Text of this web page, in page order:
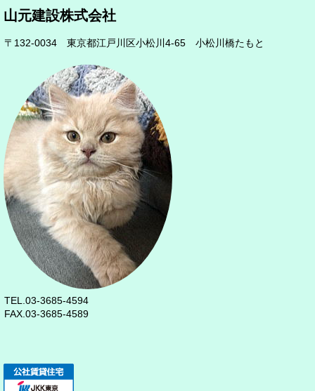
山元建設株式会社
〒132-0034 東京都江戸川区小松川4-65 小松川橋たもと
TEL.03-3685-4594
FAX.03-3685-4589